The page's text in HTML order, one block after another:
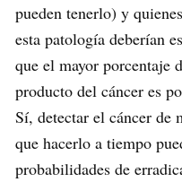
pueden tenerlo) y
esta patología deberían
que el mayor porcentaje
producto del cáncer es
Sí, detectar el cáncer de
que hacerlo a tiempo
probabilidades de